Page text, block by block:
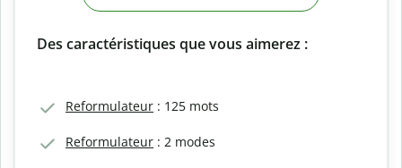
Des caractéristiques que vous aimerez :
Reformulateur : 125 mots
Reformulateur : 2 modes